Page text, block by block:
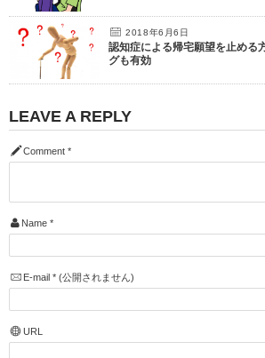
2018年6月6日
認知症による帰宅願望を止める
グも有効
LEAVE A REPLY
Comment *
Name *
E-mail *(公開されません)
URL